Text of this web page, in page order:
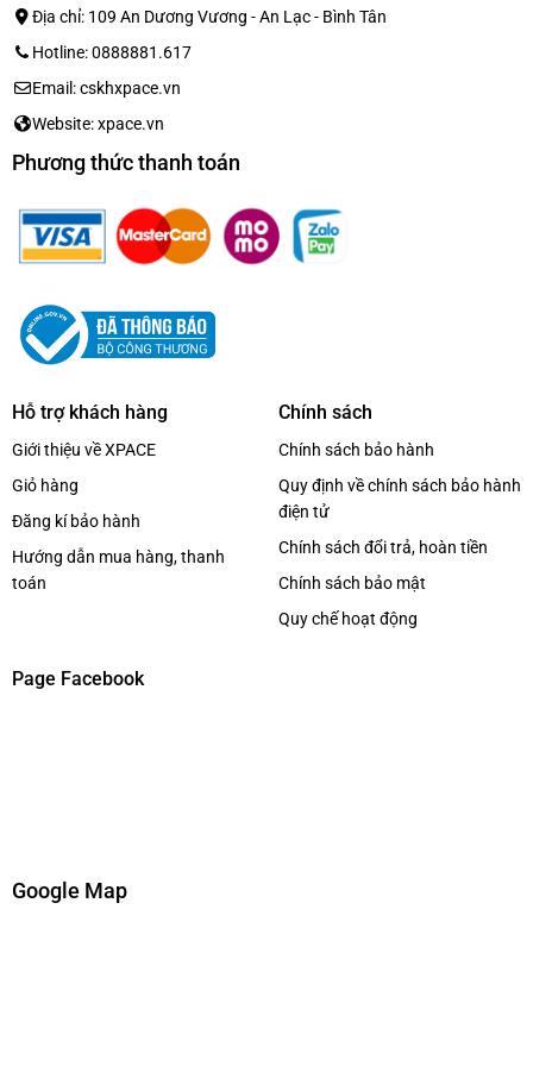
Địa chỉ: 109 An Dương Vương - An Lạc - Bình Tân
Hotline: 0888881.617
Email: cskhxpace.vn
Website: xpace.vn
Phương thức thanh toán
Hỗ trợ khách hàng
Giới thiệu về XPACE
Giỏ hàng
Đăng kí bảo hành
Hướng dẫn mua hàng, thanh
toán
Chính sách
Chính sách bảo hành
Quy định về chính sách bảo hành
điện tử
Chính sách đổi trả, hoàn tiền
Chính sách bảo mật
Quy chế hoạt động
Page Facebook
Google Map